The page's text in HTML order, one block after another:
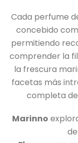
Cada perfume
concebido
permitiendo
comprender la
la frescura
facetas más
completa
Marinno